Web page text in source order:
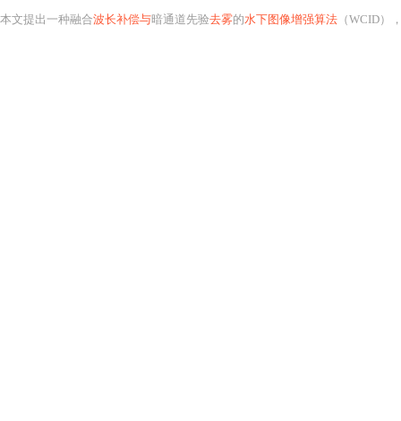
本文提出一种融合波长补偿与暗通道先验去雾的水下图像增强算法 （WCID），旨在同步解